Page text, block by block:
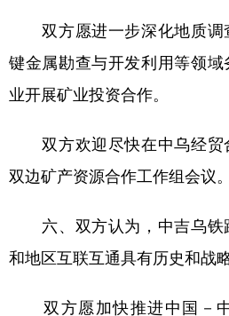
双方愿进一步深化地质调
键金属勘查与开发利用等领
业开展矿业投资合作。
双方欢迎尽快在中乌经贸
双边矿产资源合作工作组会议。
六、双方认为，中吉乌铁
和地区互联互通具有历史和战
双方愿加快推进中国－中